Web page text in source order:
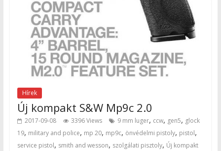
Hírek
Új kompakt S&W Mp9c 2.0
2017-09-08 3396 Views 9 mm luger, ccw, gen5, glock
19, military and police, mp 20, mp9c, önvédelmi pistoly, pistol,
service pistol, smith and wesson, szolgálati pisztoly, Új kompakt